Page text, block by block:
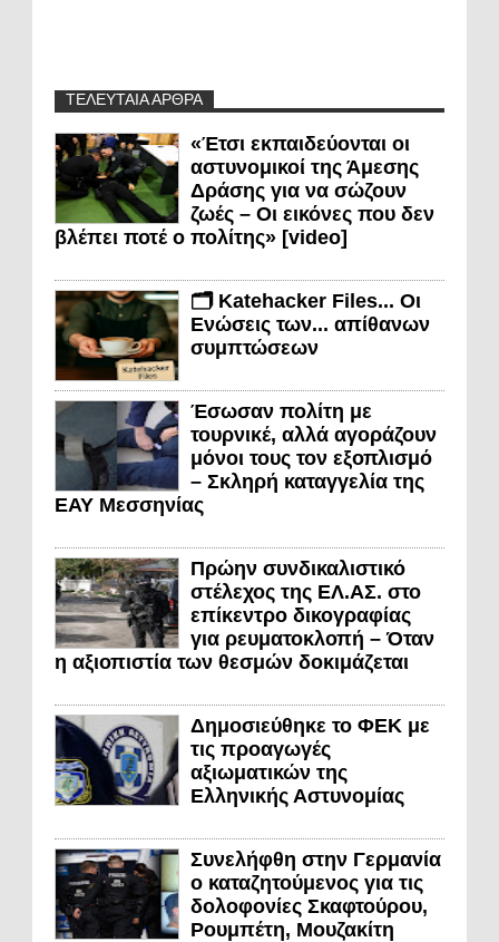
ΤΕΛΕΥΤΑΙΑ ΑΡΘΡΑ
«Έτσι εκπαιδεύονται οι
αστυνομικοί της Άμεσης
Δράσης για να σώζουν
ζωές – Οι εικόνες που δεν
βλέπει ποτέ ο πολίτης» [video]
🗂️ Katehacker Files... Οι
Ενώσεις των... απίθανων
συμπτώσεων
Έσωσαν πολίτη με
τουρνικέ, αλλά αγοράζουν
μόνοι τους τον εξοπλισμό
– Σκληρή καταγγελία της
ΕΑΥ Μεσσηνίας
Πρώην συνδικαλιστικό
στέλεχος της ΕΛ.ΑΣ. στο
επίκεντρο δικογραφίας
για ρευματοκλοπή – Όταν
η αξιοπιστία των θεσμών δοκιμάζεται
Δημοσιεύθηκε το ΦΕΚ με
τις προαγωγές
αξιωματικών της
Ελληνικής Αστυνομίας
Συνελήφθη στην Γερμανία
ο καταζητούμενος για τις
δολοφονίες Σκαφτούρου,
Ρουμπέτη, Μουζακίτη